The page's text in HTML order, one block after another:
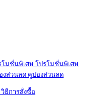
โปรโมชั่นพิเศษ
คูปองส่วนลด
วิธีการสั่งซื้อ